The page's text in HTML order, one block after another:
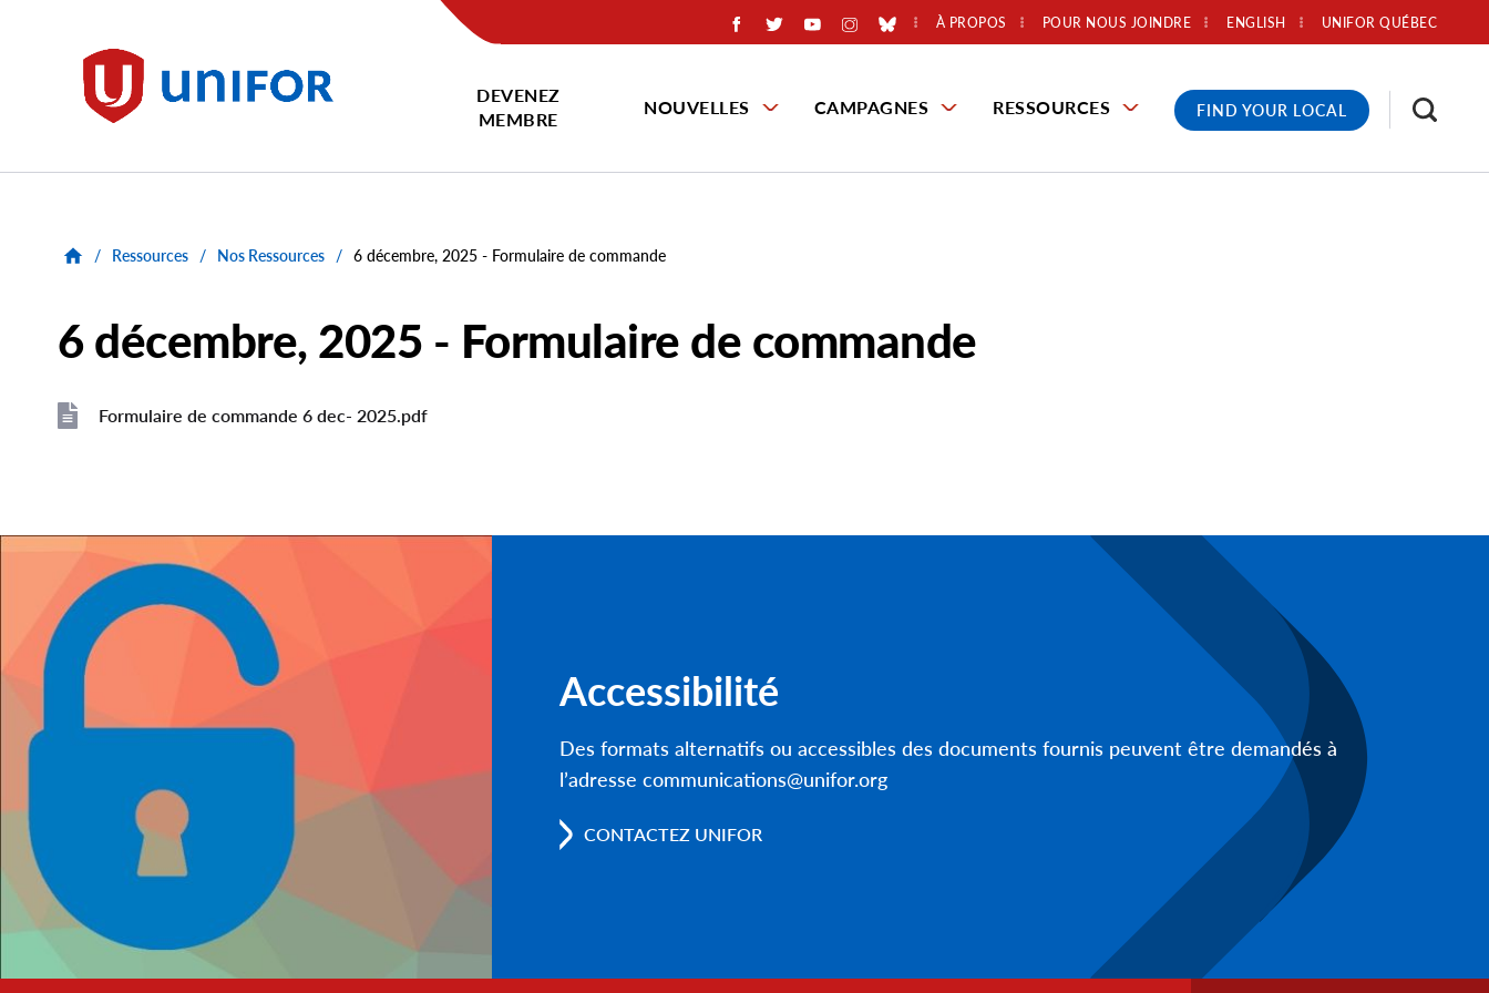
Unifor
À PROPOS POUR NOUS JOINDRE UNIFOR QUÉBEC
ENGLISH
DEVENEZ
MEMBRE
NOUVELLES CAMPAGNES RESSOURCES FIND YOUR LOCAL
/ Ressources / Nos Ressources / 6 décembre, 2025 - Formulaire de commande
6 décembre, 2025 - Formulaire de commande
Formulaire de commande 6 dec- 2025.pdf
Accessibilité
Des formats alternatifs ou accessibles des documents fournis peuvent être demandés à
l’adresse communications@unifor.org
CONTACTEZ UNIFOR